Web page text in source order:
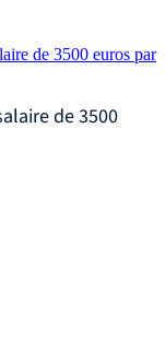
de 3500 euros par
de 3500